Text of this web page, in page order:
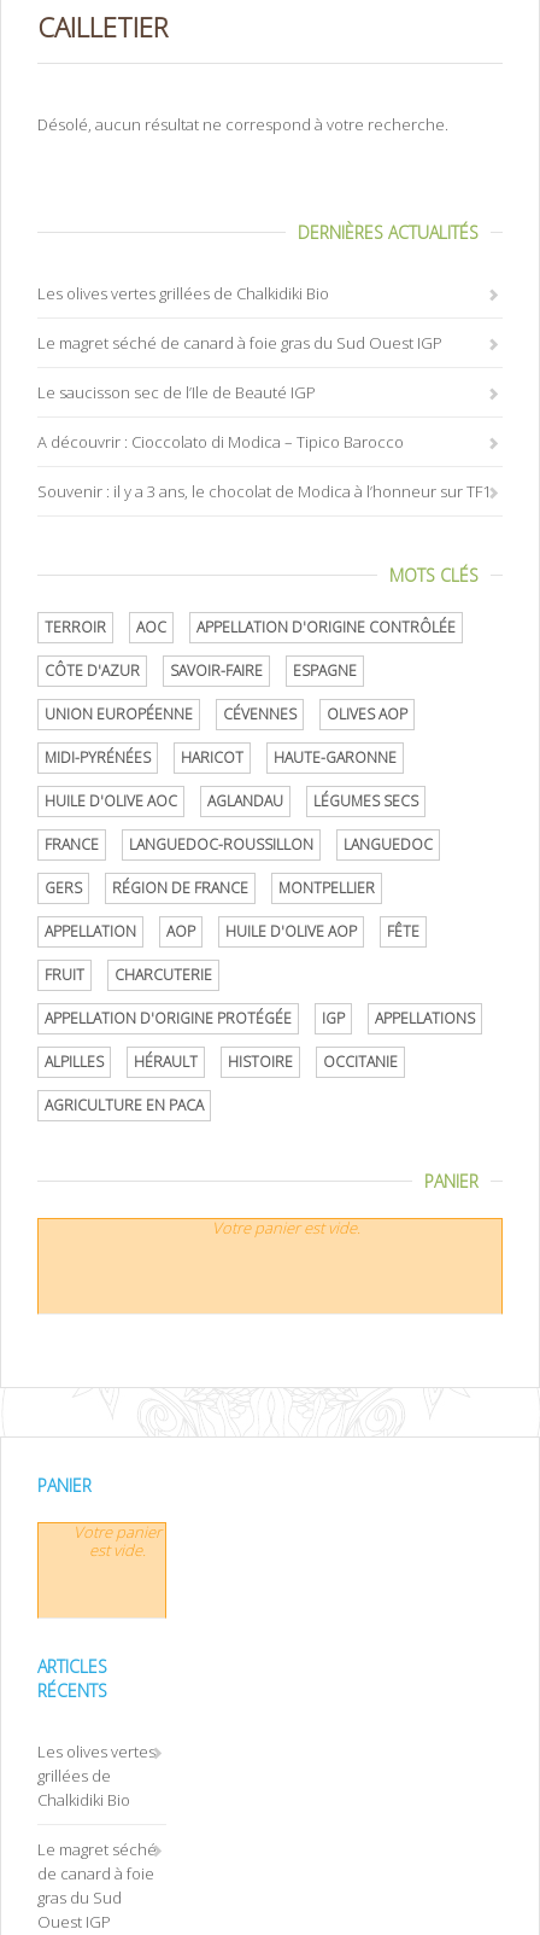
CAILLETIER
Désolé, aucun résultat ne correspond à votre recherche.
DERNIÈRES ACTUALITÉS
Les olives vertes grillées de Chalkidiki Bio
Le magret séché de canard à foie gras du Sud Ouest IGP
Le saucisson sec de l’Ile de Beauté IGP
A découvrir : Cioccolato di Modica – Tipico Barocco
Souvenir : il y a 3 ans, le chocolat de Modica à l’honneur sur TF1
MOTS CLÉS
TERROIR AOC APPELLATION D'ORIGINE CONTRÔLÉE
CÔTE D'AZUR SAVOIR-FAIRE ESPAGNE
UNION EUROPÉENNE CÉVENNES OLIVES AOP
MIDI-PYRÉNÉES HARICOT HAUTE-GARONNE
HUILE D'OLIVE AOC AGLANDAU LÉGUMES SECS
FRANCE LANGUEDOC-ROUSSILLON LANGUEDOC
GERS RÉGION DE FRANCE MONTPELLIER
APPELLATION AOP HUILE D'OLIVE AOP FÊTE
FRUIT CHARCUTERIE
APPELLATION D'ORIGINE PROTÉGÉE IGP APPELLATIONS
ALPILLES HÉRAULT HISTOIRE OCCITANIE
AGRICULTURE EN PACA
PANIER
Votre panier est vide.
PANIER
Votre panier
est vide.
ARTICLES
RÉCENTS
Les olives vertes
grillées de
Chalkidiki Bio
Le magret séché
de canard à foie
gras du Sud
Ouest IGP